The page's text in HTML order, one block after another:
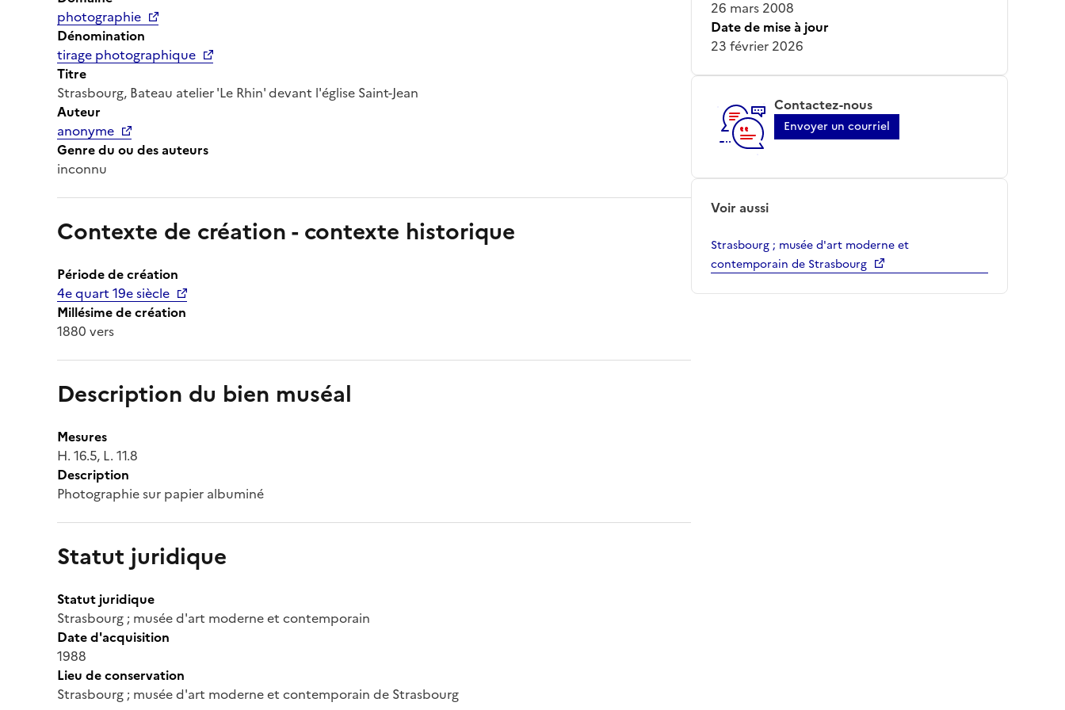
photographie
Dénomination
tirage photographique
Titre
Strasbourg, Bateau atelier 'Le Rhin' devant l'église Saint-Jean
Auteur
anonyme
Genre du ou des auteurs
inconnu
Contexte de création - contexte historique
Période de création
4e quart 19e siècle
Millésime de création
1880 vers
Description du bien muséal
Mesures
H. 16.5, L. 11.8
Description
Photographie sur papier albuminé
Statut juridique
Statut juridique
Strasbourg ; musée d'art moderne et contemporain
Date d'acquisition
1988
Lieu de conservation
Strasbourg ; musée d'art moderne et contemporain de Strasbourg
26 mars 2008
Date de mise à jour
23 février 2026
Contactez-nous
Envoyer un courriel
Voir aussi
Strasbourg ; musée d'art moderne et
contemporain de Strasbourg